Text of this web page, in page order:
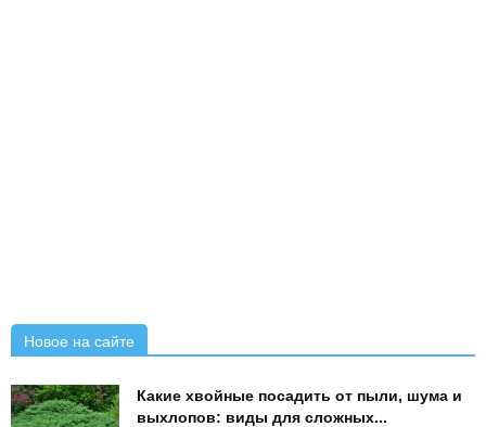
Новое на сайте
Какие хвойные посадить от пыли, шума и
выхлопов: виды для сложных...